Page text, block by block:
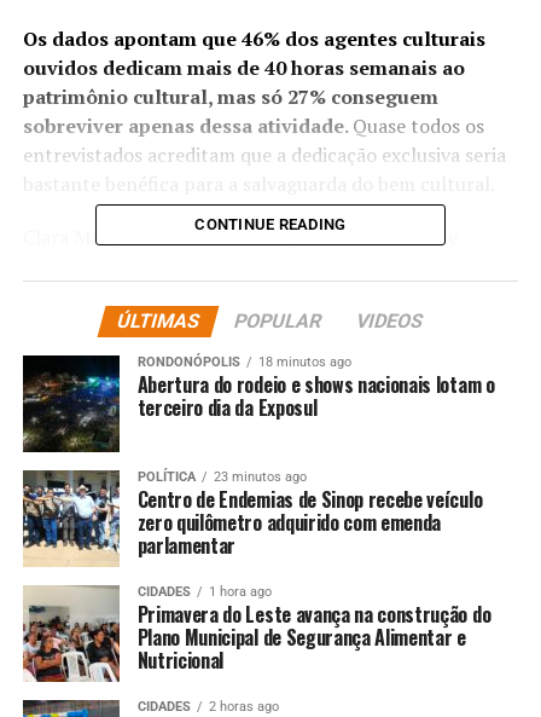
Os dados apontam que 46% dos agentes culturais
ouvidos dedicam mais de 40 horas semanais ao
patrimônio cultural, mas só 27% conseguem
sobreviver apenas dessa atividade.Quase todos os
entrevistados acreditam que a dedicação exclusiva seria
Clara Marques, coordenadora-geral de Fomento e
Interno Bruto do país, e ressalta a importância dessa
pesquisa.
“Nosso maior objetivo com
esse estudo é subsidiar
políticas públicas. Quando
a gente atesta que 64 %
dos entrevistados veem a
suficientabilidade
econômica como o maior
risco ou ameaça à
CONTINUE READING
ÚLTIMAS POPULAR VIDEOS
RONDONÓPOLIS 18 minutos ago
Abertura do rodeio e shows nacionais lotam o
terceiro dia da Exposul
POLÍTICA 23 minutos ago
Centro de Endemias de Sinop recebe veículo
zero quilômetro adquirido com emenda
parlamentar
CIDADES 1 hora ago
Primavera do Leste avança na construção do
Plano Municipal de Segurança Alimentar e
Nutricional
CIDADES 2 horas ago